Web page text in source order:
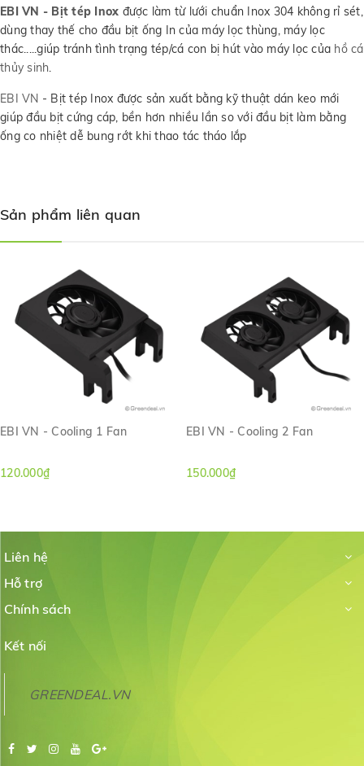
EBI VN - Bịt tép Inox được làm từ lưới chuẩn Inox 304 không rỉ sét,
dùng thay thế cho đầu bịt ống In của máy lọc thùng, máy lọc
thác.....giúp tránh tình trạng tép/cá con bị hút vào máy lọc của hồ cá
thủy sinh.
EBI VN - Bịt tép Inox được sản xuất bằng kỹ thuật dán keo mới
giúp đầu bịt cứng cáp, bền hơn nhiều lần so với đầu bịt làm bằng
ống co nhiệt dễ bung rớt khi thao tác tháo lắp
Sản phẩm liên quan
EBI VN - Cooling 1 Fan
120.000₫
EBI VN - Cooling 2 Fan
150.000₫
Liên hệ
Hỗ trợ
Chính sách
Kết nối
GREENDEAL.VN